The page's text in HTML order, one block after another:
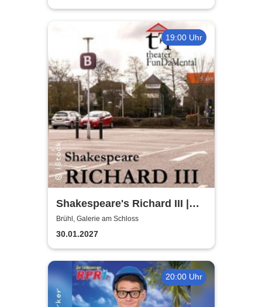
19:00 Uhr
Shakespeare's Richard III |
Galerie am Schloss Brühl
Brühl, Galerie am Schloss
30.01.2027
20:00 Uhr